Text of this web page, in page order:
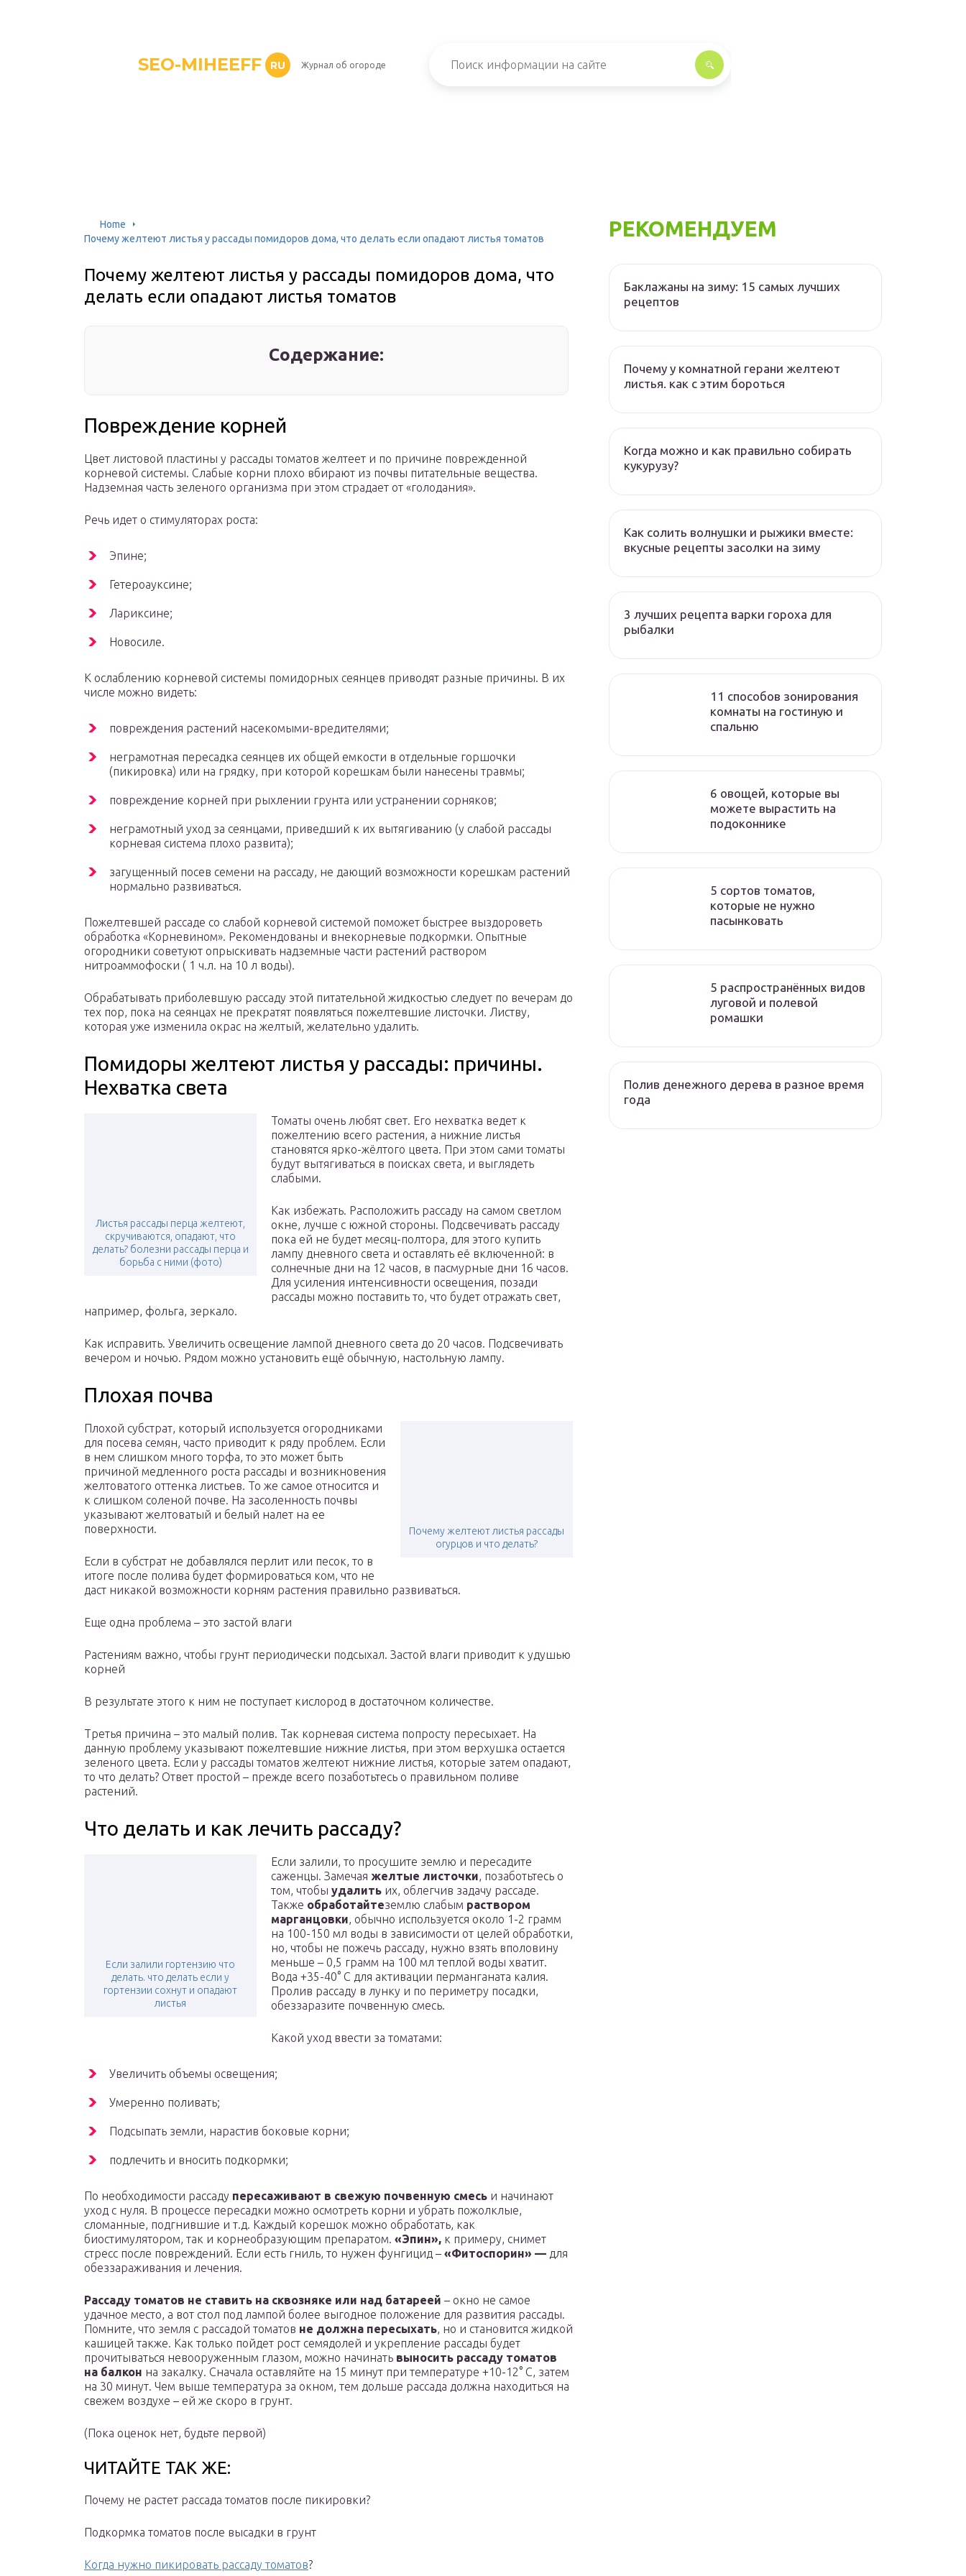
SEO-MIHEEFF RU Журнал об огороде
Home
Почему желтеют листья у рассады помидоров дома, что делать если опадают листья томатов
Почему желтеют листья у рассады помидоров дома, что
делать если опадают листья томатов
Содержание:
Повреждение корней
Цвет листовой пластины у рассады томатов желтеет и по причине поврежденной
корневой системы. Слабые корни плохо вбирают из почвы питательные вещества.
Надземная часть зеленого организма при этом страдает от «голодания».
Речь идет о стимуляторах роста:
Эпине;
Гетероауксине;
Лариксине;
Новосиле.
К ослаблению корневой системы помидорных сеянцев приводят разные причины. В их
числе можно видеть:
повреждения растений насекомыми-вредителями;
неграмотная пересадка сеянцев их общей емкости в отдельные горшочки
(пикировка) или на грядку, при которой корешкам были нанесены травмы;
повреждение корней при рыхлении грунта или устранении сорняков;
неграмотный уход за сеянцами, приведший к их вытягиванию (у слабой рассады
корневая система плохо развита);
загущенный посев семени на рассаду, не дающий возможности корешкам растений
нормально развиваться.
Пожелтевшей рассаде со слабой корневой системой поможет быстрее выздороветь
обработка «Корневином». Рекомендованы и внекорневые подкормки. Опытные
огородники советуют опрыскивать надземные части растений раствором
нитроаммофоски ( 1 ч.л. на 10 л воды).
Обрабатывать приболевшую рассаду этой питательной жидкостью следует по вечерам до
тех пор, пока на сеянцах не прекратят появляться пожелтевшие листочки. Листву,
которая уже изменила окрас на желтый, желательно удалить.
Помидоры желтеют листья у рассады: причины.
Нехватка света
Листья рассады перца желтеют,
скручиваются, опадают, что
делать? болезни рассады перца и
борьба с ними (фото)
Томаты очень любят свет. Его нехватка ведет к
пожелтению всего растения, а нижние листья
становятся ярко-жёлтого цвета. При этом сами томаты
будут вытягиваться в поисках света, и выглядеть
слабыми.
Как избежать. Расположить рассаду на самом светлом
окне, лучше с южной стороны. Подсвечивать рассаду
пока ей не будет месяц-полтора, для этого купить
лампу дневного света и оставлять её включенной: в
солнечные дни на 12 часов, в пасмурные дни 16 часов.
Для усиления интенсивности освещения, позади
рассады можно поставить то, что будет отражать свет,
например, фольга, зеркало.
Как исправить. Увеличить освещение лампой дневного света до 20 часов. Подсвечивать
вечером и ночью. Рядом можно установить ещё обычную, настольную лампу.
Плохая почва
Почему желтеют листья рассады
огурцов и что делать?
Плохой субстрат, который используется огородниками
для посева семян, часто приводит к ряду проблем. Если
в нем слишком много торфа, то это может быть
причиной медленного роста рассады и возникновения
желтоватого оттенка листьев. То же самое относится и
к слишком соленой почве. На засоленность почвы
указывают желтоватый и белый налет на ее
поверхности.
Если в субстрат не добавлялся перлит или песок, то в
итоге после полива будет формироваться ком, что не
даст никакой возможности корням растения правильно развиваться.
Еще одна проблема – это застой влаги
Растениям важно, чтобы грунт периодически подсыхал. Застой влаги приводит к удушью
корней
В результате этого к ним не поступает кислород в достаточном количестве.
Третья причина – это малый полив. Так корневая система попросту пересыхает. На
данную проблему указывают пожелтевшие нижние листья, при этом верхушка остается
зеленого цвета. Если у рассады томатов желтеют нижние листья, которые затем опадают,
то что делать? Ответ простой – прежде всего позаботьтесь о правильном поливе
растений.
Что делать и как лечить рассаду?
Если залили гортензию что
делать. что делать если у
гортензии сохнут и опадают
листья
Если залили, то просушите землю и пересадите
саженцы. Замечая желтые листочки, позаботьтесь о
том, чтобы удалить их, облегчив задачу рассаде.
Также обработайтеземлю слабым раствором
марганцовки, обычно используется около 1-2 грамм
на 100-150 мл воды в зависимости от целей обработки,
но, чтобы не пожечь рассаду, нужно взять вполовину
меньше – 0,5 грамм на 100 мл теплой воды хватит.
Вода +35-40° С для активации перманганата калия.
Пролив рассаду в лунку и по периметру посадки,
обеззаразите почвенную смесь.
Какой уход ввести за томатами:
Увеличить объемы освещения;
Умеренно поливать;
Подсыпать земли, нарастив боковые корни;
подлечить и вносить подкормки;
По необходимости рассаду пересаживают в свежую почвенную смесь и начинают
уход с нуля. В процессе пересадки можно осмотреть корни и убрать пожолклые,
сломанные, подгнившие и т.д. Каждый корешок можно обработать, как
биостимулятором, так и корнеобразующим препаратом. «Эпин», к примеру, снимет
стресс после повреждений. Если есть гниль, то нужен фунгицид – «Фитоспорин» — для
обеззараживания и лечения.
Рассаду томатов не ставить на сквозняке или над батареей – окно не самое
удачное место, а вот стол под лампой более выгодное положение для развития рассады.
Помните, что земля с рассадой томатов не должна пересыхать, но и становится жидкой
кашицей также. Как только пойдет рост семядолей и укрепление рассады будет
прочитываться невооруженным глазом, можно начинать выносить рассаду томатов
на балкон на закалку. Сначала оставляйте на 15 минут при температуре +10-12° С, затем
на 30 минут. Чем выше температура за окном, тем дольше рассада должна находиться на
свежем воздухе – ей же скоро в грунт.
(Пока оценок нет, будьте первой)
ЧИТАЙТЕ ТАК ЖЕ:
Почему не растет рассада томатов после пикировки?
Подкормка томатов после высадки в грунт
Когда нужно пикировать рассаду томатов?
РЕКОМЕНДУЕМ
Баклажаны на зиму: 15 самых лучших
рецептов
Почему у комнатной герани желтеют
листья. как с этим бороться
Когда можно и как правильно собирать
кукурузу?
Как солить волнушки и рыжики вместе:
вкусные рецепты засолки на зиму
3 лучших рецепта варки гороха для
рыбалки
11 способов зонирования
комнаты на гостиную и
спальню
6 овощей, которые вы
можете вырастить на
подоконнике
5 сортов томатов,
которые не нужно
пасынковать
5 распространённых видов
луговой и полевой
ромашки
Полив денежного дерева в разное время
года